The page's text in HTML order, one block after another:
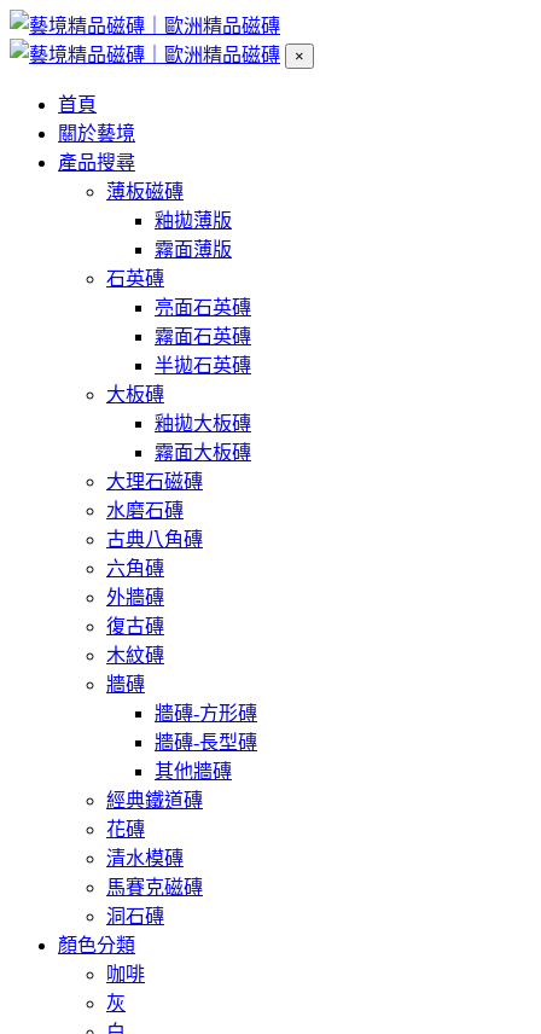
×
首頁
關於藝境
產品搜尋
薄板磁磚
釉拋薄版
霧面薄版
石英磚
亮面石英磚
霧面石英磚
半拋石英磚
大板磚
釉拋大板磚
霧面大板磚
大理石磁磚
水磨石磚
古典八角磚
六角磚
外牆磚
復古磚
木紋磚
牆磚
牆磚-方形磚
牆磚-長型磚
其他牆磚
經典鐵道磚
花磚
清水模磚
馬賽克磁磚
洞石磚
顏色分類
咖啡
灰